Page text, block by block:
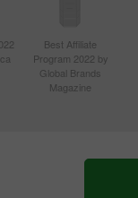
Best Affiliate
Program 2022 by
Global Brands
Magazine